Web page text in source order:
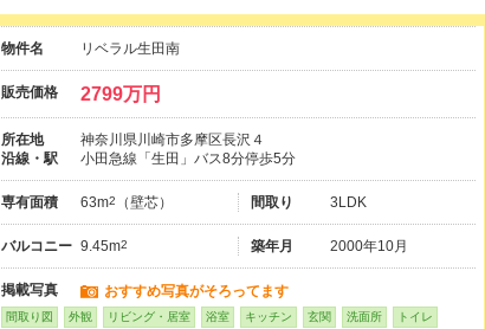
物件名 リベラル生田南
販売価格 2799万円
所在地
神奈川県川崎市多摩区長沢４
沿線・駅
小田急線「生田」バス8分停歩5分
専有面積 63m2 （壁芯） 間取り 3LDK
バルコニー 9.45m2 築年月 2000年10月
掲載写真 おすすめ写真がそろってます
間取り図 外観 リビング・居室 浴室 キッチン 玄関 洗面所 トイレ